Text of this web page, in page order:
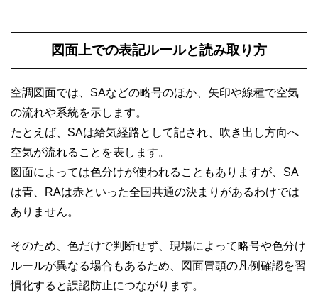
図面上での表記ルールと読み取り方
空調図面では、SAなどの略号のほか、矢印や線種で空気
の流れや系統を示します。
たとえば、SAは給気経路として記され、吹き出し方向へ
空気が流れることを表します。
図面によっては色分けが使われることもありますが、SA
は青、RAは赤といった全国共通の決まりがあるわけでは
ありません。
そのため、色だけで判断せず、現場によって略号や色分け
ルールが異なる場合もあるため、図面冒頭の凡例確認を習
慣化すると誤認防止につながります。